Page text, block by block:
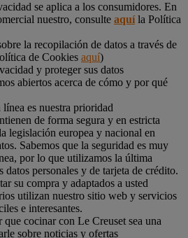
se aplica a los consumidores. En
nuestro, consulte aquíla Política
la recopilación de datos a través de
de Cookies aquí)
y proteger sus datos
abiertos acerca de cómo y por qué
es nuestra prioridad
de forma segura y en estricta
legislación europea y nacional en
Sabemos que la seguridad es muy
por lo que utilizamos la última
datos personales y de tarjeta de crédito.
su compra y adaptados a usted
utilizan nuestro sitio web y servicios
e interesantes.
cocinar con Le Creuset sea una
sobre noticias y ofertas